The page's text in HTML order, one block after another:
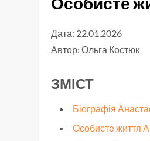
Дата: 22.01.2026
Автор:Ольга Костюк
ЗМІСТ
Біографія
Особисте життя